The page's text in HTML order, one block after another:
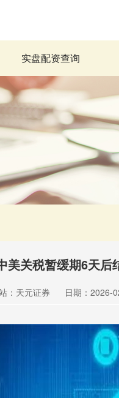
实盘配资查询
美关税暂缓期6天后
：天元证券 日期：2026-